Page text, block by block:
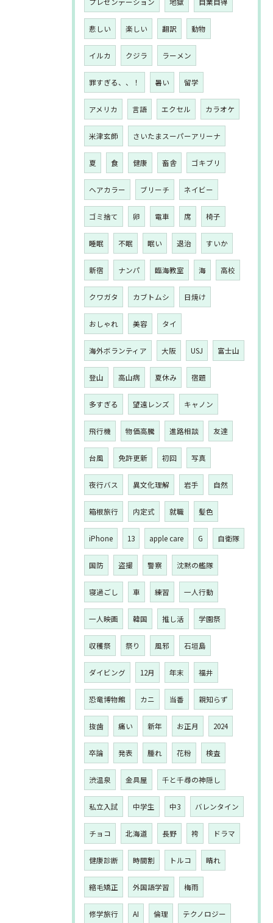
悲しい 楽しい 翻訳 動物
イルカ クジラ ラーメン
罪すぎる、、！ 暑い 留学
アメリカ 言語 エクセル カラオケ
米津玄師 さいたまスーパーアリーナ
夏 食 健康 畜舎 ゴキブリ
ヘアカラー ブリーチ ネイビー
ゴミ捨て 卵 電車 席 椅子
睡眠 不眠 眠い 退治 すいか
新宿 ナンパ 臨海教室 海 高校
クワガタ カブトムシ 日焼け
おしゃれ 美容 タイ
海外ボランティア 大阪 USJ 富士山
登山 高山病 夏休み 宿題
多すぎる 望遠レンズ キャノン
飛行機 物価高騰 進路相談 友達
台風 免許更新 初回 写真
夜行バス 異文化理解 岩手 自然
箱根旅行 内定式 就職 髪色
iPhone 13 apple care G 自衛隊
国防 盗撮 警察 沈黙の艦隊
寝過ごし 車 練習 一人行動
一人映画 韓国 推し活 学園祭
収穫祭 祭り 風邪 石垣島
ダイビング 12月 年末 福井
恐竜博物館 カニ 当番 親知らず
抜歯 痛い 新年 お正月 2024
卒論 発表 腫れ 花粉 検査
渋温泉 金具屋 千と千尋の神隠し
私立入試 中学生 中3 バレンタイン
チョコ 北海道 長野 袴 ドラマ
健康診断 時間割 トルコ 晴れ
縮毛矯正 外国語学習 梅雨
修学旅行 AI 倫理 テクノロジー